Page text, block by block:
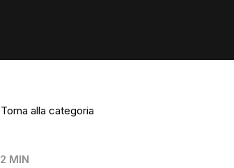
Torna alla categoria
2 MIN